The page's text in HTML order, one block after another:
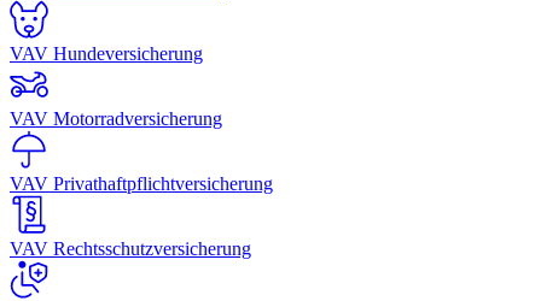
VAV Hundeversicherung
VAV Motorradversicherung
VAV Privathaftpflichtversicherung
VAV Rechtsschutzversicherung